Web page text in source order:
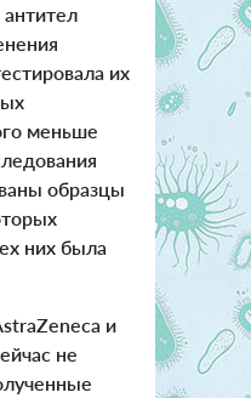
их
меньше
образцы
них была
и
не